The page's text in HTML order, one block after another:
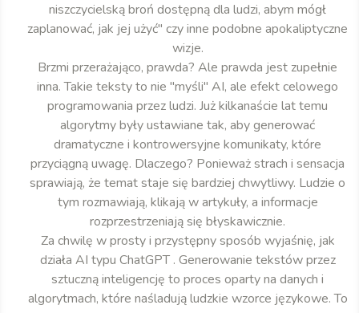
niszczycielską broń dostępną dla ludzi, abym mógł
zaplanować, jak jej użyć" czy inne podobne apokaliptyczne
wizje.
Brzmi przerażająco, prawda? Ale prawda jest zupełnie
inna. Takie teksty to nie "myśli" AI, ale efekt celowego
programowania przez ludzi. Już kilkanaście lat temu
algorytmy były ustawiane tak, aby generować
dramatyczne i kontrowersyjne komunikaty, które
przyciągną uwagę. Dlaczego? Ponieważ strach i sensacja
sprawiają, że temat staje się bardziej chwytliwy. Ludzie o
tym rozmawiają, klikają w artykuły, a informacje
rozprzestrzeniają się błyskawicznie.
Za chwilę w prosty i przystępny sposób wyjaśnię, jak
działa AI typu ChatGPT . Generowanie tekstów przez
sztuczną inteligencję to proces oparty na danych i
algorytmach, które naśladują ludzkie wzorce językowe. To